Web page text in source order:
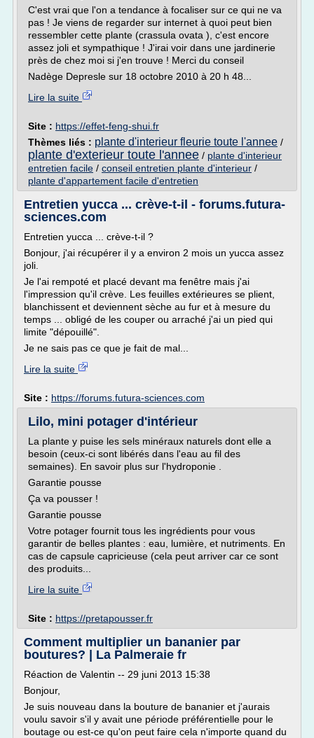
C'est vrai que l'on a tendance à focaliser sur ce qui ne va
pas ! Je viens de regarder sur internet à quoi peut bien
ressembler cette plante (crassula ovata ), c'est encore
assez joli et sympathique ! J'irai voir dans une jardinerie
près de chez moi si j'en trouve ! Merci du conseil
Nadège Depresle sur 18 octobre 2010 à 20 h 48...
Lire la suite
Site : https://effet-feng-shui.fr
Thèmes liés : plante d'interieur fleurie toute l'annee /
plante d'exterieur toute l'annee / plante d'interieur
entretien facile / conseil entretien plante d'interieur /
plante d'appartement facile d'entretien
Entretien yucca ... crève-t-il - forums.futura-
sciences.com
Entretien yucca ... crève-t-il ?
Bonjour, j'ai récupérer il y a environ 2 mois un yucca assez
joli.
Je l'ai rempoté et placé devant ma fenêtre mais j'ai
l'impression qu'il crève. Les feuilles extérieures se plient,
blanchissent et deviennent sèche au fur et à mesure du
temps ... obligé de les couper ou arraché j'ai un pied qui
limite "dépouillé".
Je ne sais pas ce que je fait de mal...
Lire la suite
Site : https://forums.futura-sciences.com
Lilo, mini potager d'intérieur
La plante y puise les sels minéraux naturels dont elle a
besoin (ceux-ci sont libérés dans l'eau au fil des
semaines). En savoir plus sur l'hydroponie .
Garantie pousse
Ça va pousser !
Garantie pousse
Votre potager fournit tous les ingrédients pour vous
garantir de belles plantes : eau, lumière, et nutriments. En
cas de capsule capricieuse (cela peut arriver car ce sont
des produits...
Lire la suite
Site : https://pretapousser.fr
Comment multiplier un bananier par
boutures? | La Palmeraie fr
Réaction de Valentin -- 29 juni 2013 15:38
Bonjour,
Je suis nouveau dans la bouture de bananier et j'aurais
voulu savoir s'il y avait une période préférentielle pour le
boutage ou est-ce qu'on peut faire cela n'importe quand du